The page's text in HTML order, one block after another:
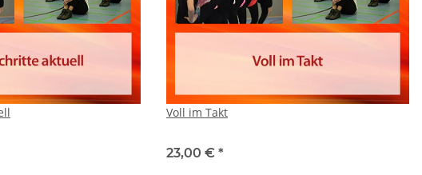
Voll im Takt
23,00 € *